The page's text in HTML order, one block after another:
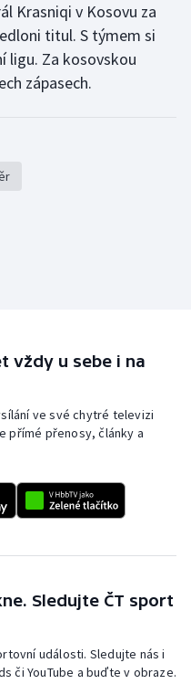
Krasniqi v Kosovu za
titul. S týmem si
ligu. Za kosovskou
zápasech.
vždy u sebe i na
ve své chytré televizi
přímé přenosy, články a
Sledujte ČT sport
události. Sledujte nás i
či YouTube a buďte v obraze.